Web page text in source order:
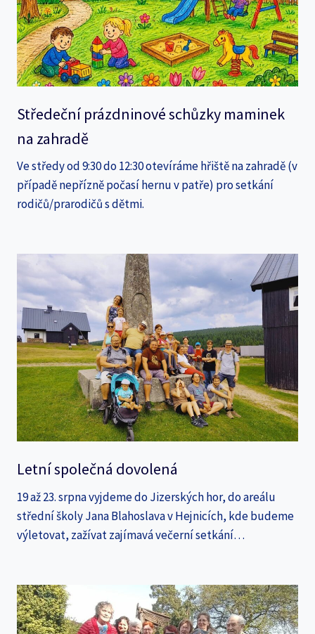
Středeční prázdninové schůzky maminek
na zahradě
Ve středy od 9:30 do 12:30 otevíráme hřiště na zahradě (v
případě nepřízně počasí hernu v patře) pro setkání
rodičů/prarodičů s dětmi.
Letní společná dovolená
19 až 23. srpna vyjdeme do Jizerských hor, do areálu
střední školy Jana Blahoslava v Hejnicích, kde budeme
výletovat, zažívat zajímavá večerní setkání…